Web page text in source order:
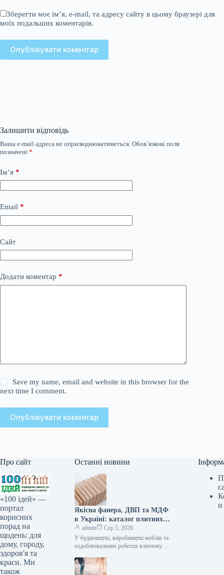
Зберегти моє ім’я, e-mail, та адресу сайту в цьому браузері для
моїх подальших коментарів.
Опублікувати коментар
Залишити відповідь
Ваша e-mail адреса не оприлюднюватиметься. Обов’язкові поля
позначені *
Ім’я *
Email *
Сайт
Додати коментар *
Save my name, email and website in this browser for the
next time I comment.
Опублікувати коментар
Про сайт
«100 ідей» —
портал
корисних
порад на
щодень: для
дому, городу,
здоров'я та
краси. Ми
також
Останні новини
Якісна фанера, ДВП та МДФ
в Україні: каталог плитних
матеріалів від «ВІН-ВУД»
admin
Сер 5, 2026
У будівництві, виробництві меблів та
оздоблювальних роботах ключову
сировини. Компанія «ВІН-ВУД» уже
тривалий час займається…
и